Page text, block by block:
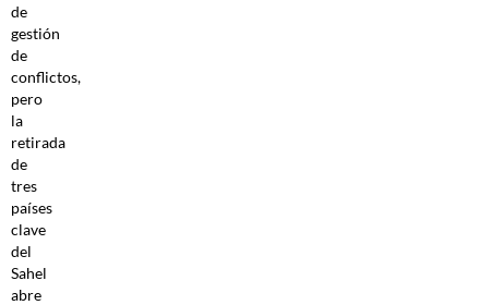
de
gestión
de
conflictos,
pero
la
retirada
de
tres
países
clave
del
Sahel
abre